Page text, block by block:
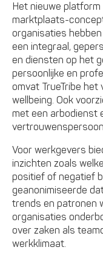
Het nieuwe
marktplaats-
organisaties
een integraal,
en diensten op het
persoonlijke en
omvat TrueTribe
wellbeing. Ook
met een arbodienst
Voor werkgevers
inzichten zoals
positief of negatief
geanonimiseerde
trends en patronen
organisaties
over zaken als
werkklimaat.